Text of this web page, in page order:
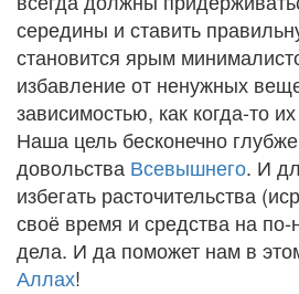
середины и ставить
становится ярым
избавление от ненужных
зависимостью, как когда-то
Наша цель бесконечно
довольства Всевышнего. И
избегать расточительства
своё время и средства на
дела. И да поможет нам в
Аллах!